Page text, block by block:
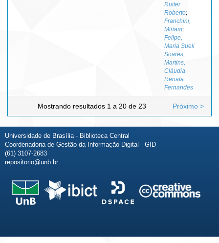
Ruiter
Roberto;
Franchini,
Miriam;
Felipe,
Maria Sueli
Soares;
Martins,
Cláudia
Renata
Fernandes
Mostrando resultados 1 a 20 de 23 Próximo >
Universidade de Brasília - Biblioteca Central
Coordenadoria de Gestão da Informação Digital - GID
(61) 3107-2683
repositorio@unb.br